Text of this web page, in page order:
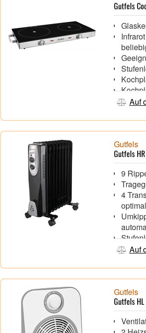
Gutfels
Auf
Gutfels
Gutfels
9
4
3
cm,
Auf
Gutfels
Gutfels